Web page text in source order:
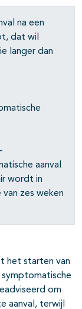
na een
dat wil
langer dan
aanval
wordt in
zes weken
het starten van
symptomatische
om
aanval, terwijl